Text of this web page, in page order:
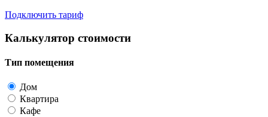
Подключить тариф
Калькулятор стоимости
Тип помещения
Дом
Квартира
Кафе